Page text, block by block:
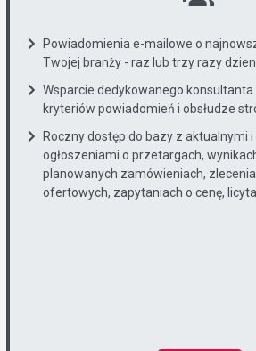
Powiadomienia e-mailowe o
Twojej branży - raz lub trzy razy
Wsparcie dedykowanego
kryteriów powiadomień i obsłudze
Roczny dostęp do bazy z aktualnymi
ogłoszeniami o przetargach,
planowanych zamówieniach,
ofertowych, zapytaniach o cenę,